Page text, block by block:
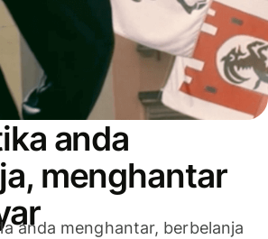
anda
menghantar
anda menghantar, berbelanja